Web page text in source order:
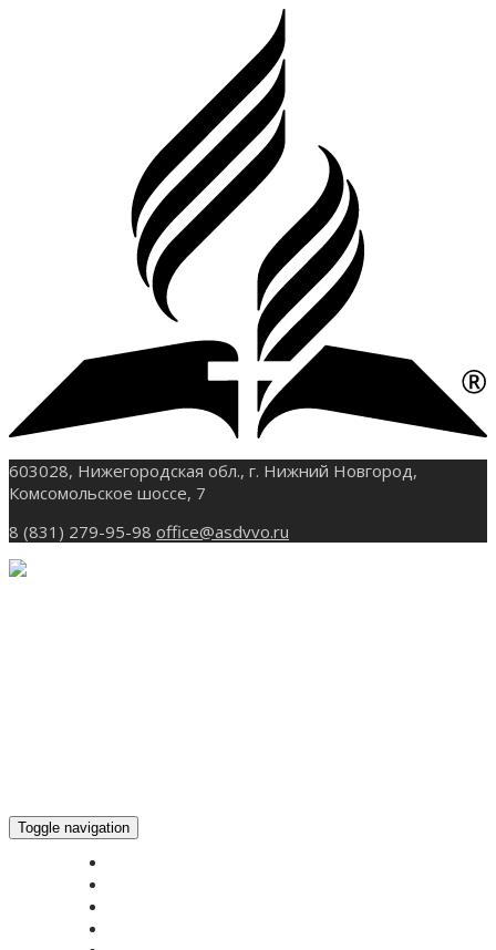
603028, Нижегородская обл., г. Нижний Новгород,
Комсомольское шоссе, 7
8 (831) 279-95-98 office@asdvvo.ru
Toggle navigation